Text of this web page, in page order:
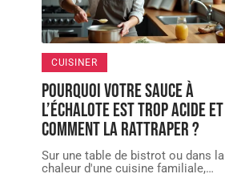
CUISINER
Pourquoi votre sauce à
l’échalote est trop acide et
comment la rattraper ?
Sur une table de bistrot ou dans la
chaleur d'une cuisine familiale,…